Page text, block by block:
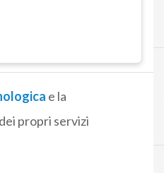
e la
propri servizi